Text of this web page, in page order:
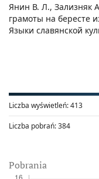
Liczba wyświetleń:413
Liczba pobrań:384
Pobrania
Янин В. Л., Зализняк
грамоты на бересте
Языки славянской